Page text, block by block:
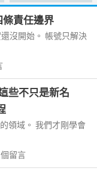
責任邊界
沒開始。 帳號只解決
些不只是新名
領域。 我們才剛學會
個留言